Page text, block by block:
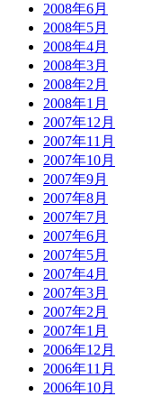
2008年6月
2008年5月
2008年4月
2008年3月
2008年2月
2008年1月
2007年12月
2007年11月
2007年10月
2007年9月
2007年8月
2007年7月
2007年6月
2007年5月
2007年4月
2007年3月
2007年2月
2007年1月
2006年12月
2006年11月
2006年10月